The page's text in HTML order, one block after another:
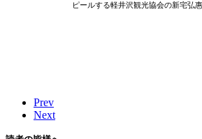
ピールする軽井沢観光協会の新宅弘惠
Prev
Next